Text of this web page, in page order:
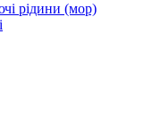
рідини (мор)